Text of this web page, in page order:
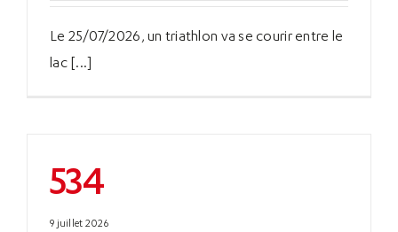
Le 25/07/2026, un triathlon va se courir entre le
lac [...]
534
9 juillet 2026